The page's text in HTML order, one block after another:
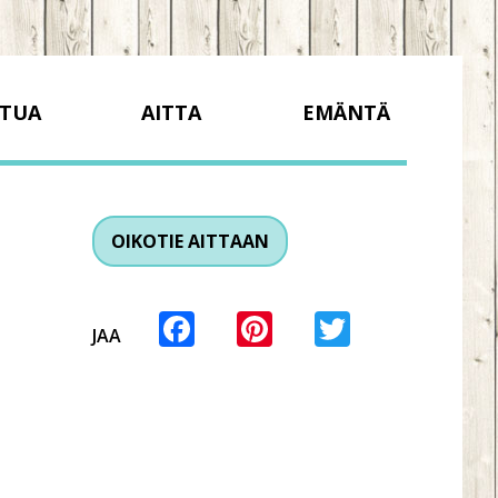
AITTA EMÄNTÄ
OIKOTIE AITTAAN
JAA Facebook
PinterestTwitter